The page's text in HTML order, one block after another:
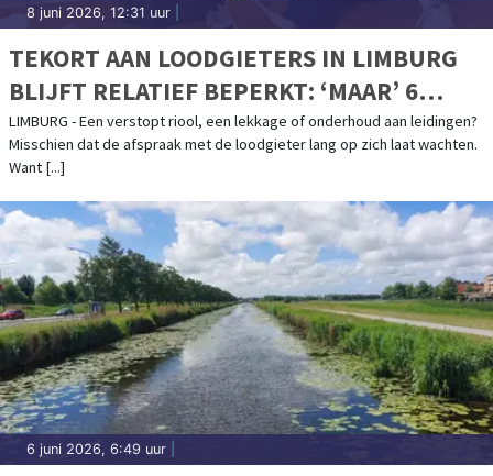
8 juni 2026, 12:31 uur
TEKORT AAN LOODGIETERS IN LIMBURG
BLIJFT RELATIEF BEPERKT: ‘MAAR’ 6
VACATURES PER WERKZOEKENDE
LIMBURG - Een verstopt riool, een lekkage of onderhoud aan leidingen?
Misschien dat de afspraak met de loodgieter lang op zich laat wachten.
Want [...]
6 juni 2026, 6:49 uur